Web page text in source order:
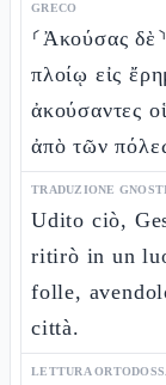
GRECO
⸂Ἀκούσας
πλοίῳ εἰς
ἀκούσαντες
ἀπὸ τῶν
TRADUZIONE
Udito ciò,
ritirò in un
folle,
città.
LETTURA